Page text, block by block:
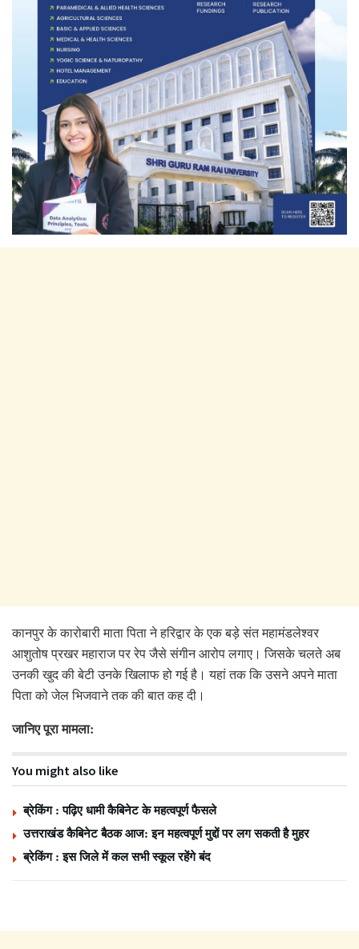
कानपुर के कारोबारी माता पिता ने हरिद्वार के एक बड़े संत महामंडलेश्वर
आशुतोष प्रखर महाराज पर रेप जैसे संगीन आरोप लगाए। जिसके चलते अब
उनकी खुद की बेटी उनके खिलाफ हो गई है। यहां तक कि उसने अपने माता
पिता को जेल भिजवाने तक की बात कह दी।
जानिए पूरा मामला:
You might also like
ब्रेकिंग : पढ़िए धामी कैबिनेट के महत्वपूर्ण फैसले
उत्तराखंड कैबिनेट बैठक आज: इन महत्वपूर्ण मुद्दों पर लग सकती है मुहर
ब्रेकिंग : इस जिले में कल सभी स्कूल रहेंगे बंद